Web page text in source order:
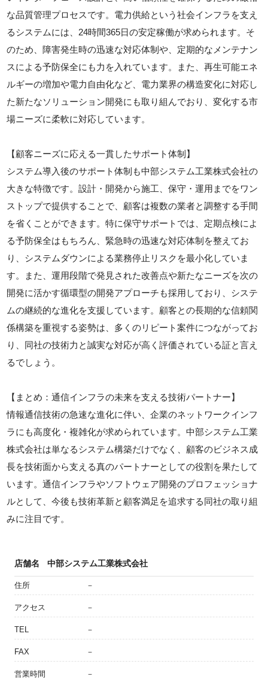
な品質管理プロセスです。電力供給という社会インフラを支え
るシステムには、24時間365日の安定稼働が求められます。そ
のため、障害発生時の迅速な対応体制や、定期的なメンテナン
スによる予防保全にも力を入れています。また、再生可能エネ
ルギーの増加や電力自由化など、電力業界の構造変化に対応し
た新たなソリューション開発にも取り組んでおり、変化する市
場ニーズに柔軟に対応しています。
【顧客ニーズに応える一貫したサポート体制】
システム導入後のサポート体制も中部システム工業株式会社の
大きな特徴です。設計・開発から施工、保守・運用までをワン
ストップで提供することで、顧客は複数の業者と調整する手間
を省くことができます。特に保守サポートでは、定期点検によ
る予防保全はもちろん、緊急時の迅速な対応体制を整えてお
り、システムダウンによる業務停止リスクを最小化していま
す。また、運用段階で発見された改善点や新たなニーズを次の
開発に活かす循環型の開発アプローチも採用しており、システ
ムの継続的な進化を支援しています。顧客との長期的な信頼関
係構築を重視する姿勢は、多くのリピート案件につながってお
り、同社の技術力と誠実な対応が高く評価されている証と言え
るでしょう。
【まとめ：通信インフラの未来を支える技術パートナー】
情報通信技術の急速な進化に伴い、企業のネットワークインフ
ラにも高度化・複雑化が求められています。中部システム工業
株式会社は単なるシステム構築だけでなく、顧客のビジネス成
長を技術面から支える真のパートナーとしての役割を果たして
います。通信インフラやソフトウェア開発のプロフェッショナ
ルとして、今後も技術革新と顧客満足を追求する同社の取り組
みに注目です。
店舗名 中部システム工業株式会社
住所 －
アクセス －
TEL －
FAX －
営業時間 －